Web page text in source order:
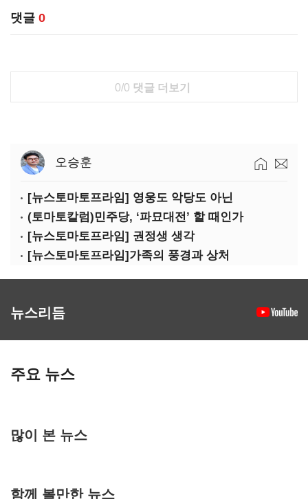
댓글 0
0/0 댓글 더보기
오승훈
[뉴스토마토프라임] 영웅도 악당도 아닌
(토마토칼럼)민주당, ‘파묘대전’ 할 때인가
[뉴스토마토프라임] 권정생 생각
[뉴스토마토프라임]가족의 풍경과 상처
뉴스리듬
주요 뉴스
많이 본 뉴스
함께 볼만한 뉴스